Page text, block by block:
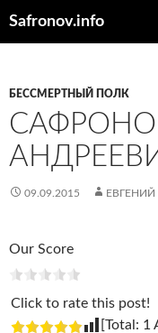
Safronov.info
БЕССМЕРТНЫЙ ПОЛК
09.09.2015 ЕВГЕНИЙ
Our Score
Click to rate this post!
[Total: 1